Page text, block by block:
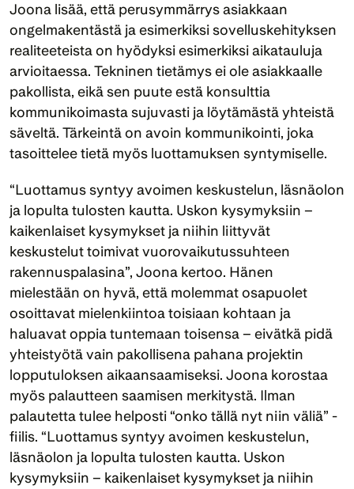
Joona lisää, että perusymmärrys asiakkaan
ongelmakentästä ja esimerkiksi sovelluskehityksen
realiteeteista on hyödyksi esimerkiksi aikatauluja
arvioitaessa. Tekninen tietämys ei ole asiakkaalle
pakollista, eikä sen puute estä konsulttia
kommunikoimasta sujuvasti ja löytämästä yhteistä
säveltä. Tärkeintä on avoin kommunikointi, joka
tasoittelee tietä myös luottamuksen syntymiselle.
“Luottamus syntyy avoimen keskustelun, läsnäolon
ja lopulta tulosten kautta. Uskon kysymyksiin –
kaikenlaiset kysymykset ja niihin liittyvät
keskustelut toimivat vuorovaikutussuhteen
rakennuspalasina”, Joona kertoo. Hänen
mielestään on hyvä, että molemmat osapuolet
osoittavat mielenkiintoa toisiaan kohtaan ja
haluavat oppia tuntemaan toisensa – eivätkä pidä
yhteistyötä vain pakollisena pahana projektin
lopputuloksen aikaansaamiseksi. Joona korostaa
myös palautteen saamisen merkitystä. Ilman
palautetta tulee helposti “onko tällä nyt niin väliä” -
fiilis. “Luottamus syntyy avoimen keskustelun,
läsnäolon ja lopulta tulosten kautta. Uskon
kysymyksiin – kaikenlaiset kysymykset ja niihin